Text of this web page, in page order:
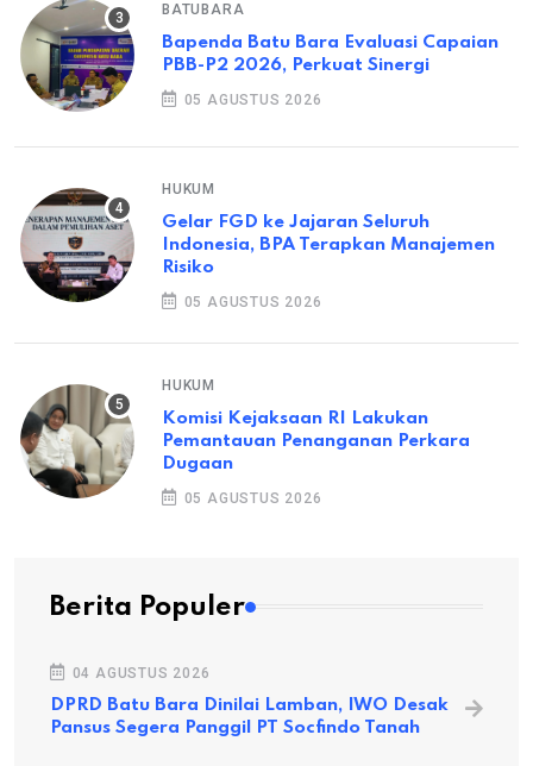
BATUBARA
Bapenda Batu Bara Evaluasi Capaian
PBB-P2 2026, Perkuat Sinergi
05 AGUSTUS 2026
HUKUM
Gelar FGD ke Jajaran Seluruh
Indonesia, BPA Terapkan Manajemen
Risiko
05 AGUSTUS 2026
HUKUM
Komisi Kejaksaan RI Lakukan
Pemantauan Penanganan Perkara
Dugaan
05 AGUSTUS 2026
Berita Populer
04 AGUSTUS 2026
DPRD Batu Bara Dinilai Lamban, IWO Desak
Pansus Segera Panggil PT Socfindo Tanah